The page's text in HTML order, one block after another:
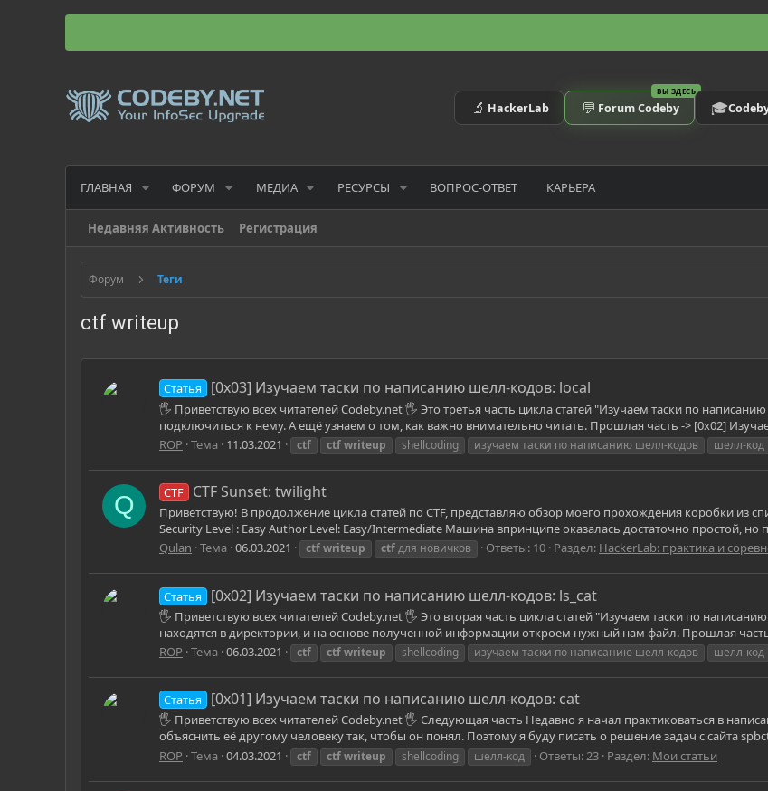
🔬 HackerLab
ВЫ ЗДЕСЬ
💬 Forum Codeby 🎓
ГЛАВНАЯ ФОРУМ МЕДИА РЕСУРСЫ ВОПРОС-ОТВЕТ КАРЬЕРА
Недавняя Активность Регистрация
Форум Теги
ctf writeup
Статья [0x03] Изучаем таски по написанию шелл-кодов: local
🖐 Приветствую всех читателей Codeby.net 🖐 Это третья часть цикла статей "Изучаем таски по
подключиться к нему. А ещё узнаем о том, как важно внимательно читать. Прошлая часть -> [0x02]
ROP Тема 11.03.2021 ctf ctfwriteup shellcoding изучаем таски по написанию шелл-кодов шелл-код
Q CTF CTF Sunset: twilight
Приветствую! В продолжение цикла статей по CTF, представляю обзор моего прохождения коробки из
Security Level : Easy Author Level: Easy/Intermediate Машина впринципе оказалась достаточно простой,
Qulan Тема 06.03.2021 ctfwriteup ctfдля новичков Ответы: 10 Раздел: HackerLab: практика и
Статья [0x02] Изучаем таски по написанию шелл-кодов: ls_cat
🖐 Приветствую всех читателей Codeby.net 🖐 Это вторая часть цикла статей "Изучаем таски по
находятся в директории, и на основе полученной информации откроем нужный нам файл. Прошлая
ROP Тема 06.03.2021 ctf ctfwriteup shellcoding изучаем таски по написанию шелл-кодов шелл-код
Статья [0x01] Изучаем таски по написанию шелл-кодов: cat
🖐 Приветствую всех читателей Codeby.net 🖐 Следующая часть Недавно я начал практиковаться в
объяснить её другому человеку так, чтобы он понял. Поэтому я буду писать о решение задач с сайта
ROP Тема 04.03.2021 ctf ctfwriteup shellcoding шелл-код Ответы: 23 Раздел: Мои статьи